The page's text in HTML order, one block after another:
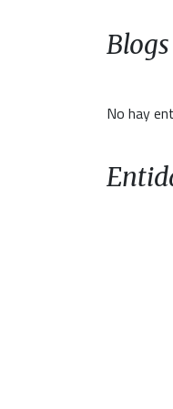
Blogs
No hay